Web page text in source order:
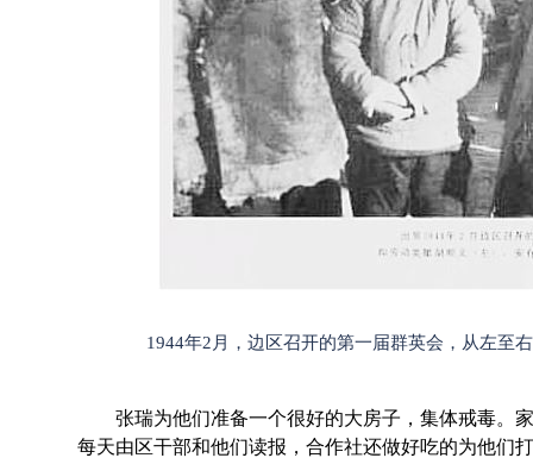
1944年2月，边区召开的第一届群英会，从左至
张瑞为他们准备一个很好的大房子，集体戒毒。家
每天由区干部和他们读报，合作社还做好吃的为他们